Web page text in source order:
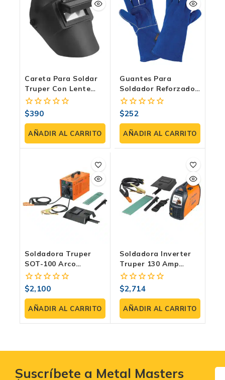
Careta Para Soldar
Truper Con Lente
Abatible
0
fuera
de
5
$390
AÑADIR AL CARRITO
Guantes Para
Soldador Reforzados
Azules – TRUPER
(Modelo GU-515)
0
fuera
de
5
$252
AÑADIR AL CARRITO
Soldadora Truper
SOT-100 Arco
Electrico 90 Amp
Corriente Alterna
Electrodo 110v -
Inversor
0
fuera
de
5
$2,100
AÑADIR AL CARRITO
Soldadora Inverter
Truper 130 Amp
Inversora Bivoltaje –
SOIN-110/130
0
fuera
de
5
$2,714
AÑADIR AL CARRITO
Suscríbete a Metal Masters